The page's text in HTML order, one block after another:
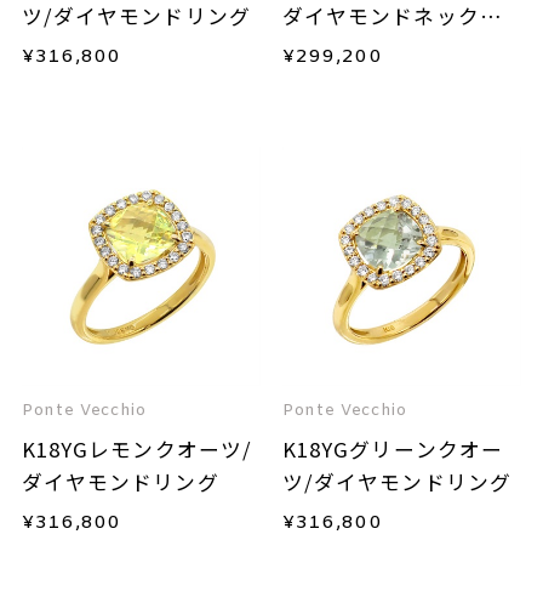
ツ/ダイヤモンドリング
¥316,800
ダイヤモンドネックレ
ス
¥299,200
Ponte Vecchio
K18YGレモンクオーツ/
ダイヤモンドリング
¥316,800
Ponte Vecchio
K18YGグリーンクオー
ツ/ダイヤモンドリング
¥316,800